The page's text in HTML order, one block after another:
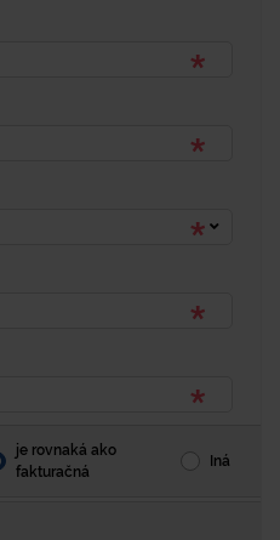
je rovnaká ako
fakturačná
Iná